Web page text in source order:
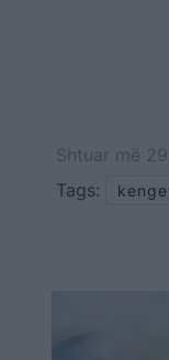
Shtuar më
Tags: